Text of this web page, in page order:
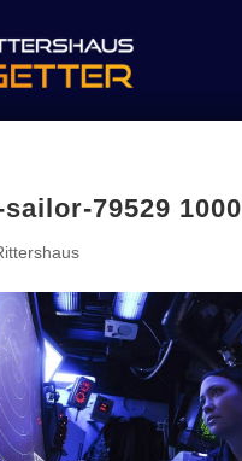
79529 1000